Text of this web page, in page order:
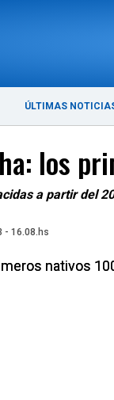
ÚLTIMAS
los
a partir del
- 16.08.hs